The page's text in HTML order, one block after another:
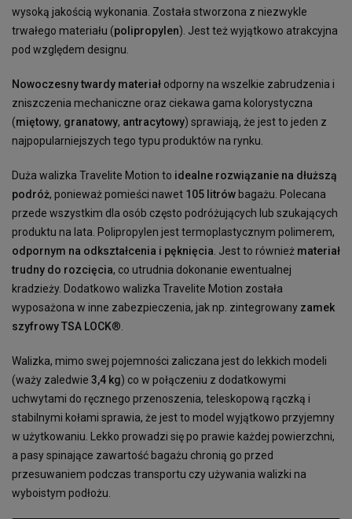
wysoką jakością wykonania. Została stworzona z niezwykle
trwałego materiału (polipropylen). Jest też wyjątkowo atrakcyjna
pod względem designu.
Nowoczesny twardy materiał odporny na wszelkie zabrudzenia i
zniszczenia mechaniczne oraz ciekawa gama kolorystyczna
(miętowy, granatowy, antracytowy) sprawiają, że jest to jeden z
najpopularniejszych tego typu produktów na rynku.
Duża walizka Travelite Motion to idealne rozwiązanie na dłuższą
podróż, ponieważ pomieści nawet 105 litrów bagażu. Polecana
przede wszystkim dla osób często podróżujących lub szukających
produktu na lata. Polipropylen jest termoplastycznym polimerem,
odpornym na odkształcenia i pęknięcia . Jest to również materiał
trudny do rozcięcia, co utrudnia dokonanie ewentualnej
kradzieży. Dodatkowo walizka Travelite Motion została
wyposażona w inne zabezpieczenia, jak np. zintegrowany zamek
szyfrowy TSA LOCK®.
Walizka, mimo swej pojemności zaliczana jest do lekkich modeli
(waży zaledwie 3,4 kg) co w połączeniu z dodatkowymi
uchwytami do ręcznego przenoszenia, teleskopową rączką i
stabilnymi kołami sprawia, że jest to model wyjątkowo przyjemny
w użytkowaniu. Lekko prowadzi się po prawie każdej powierzchni,
a pasy spinające zawartość bagażu chronią go przed
przesuwaniem podczas transportu czy używania walizki na
wyboistym podłożu.